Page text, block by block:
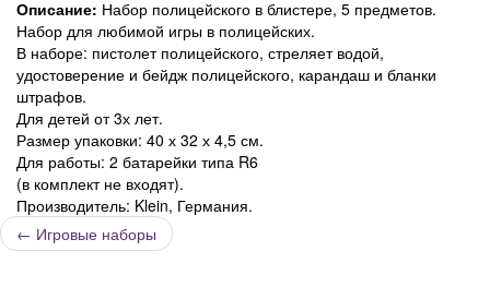
Описание: Набор полицейского в блистере, 5 предметов.
Набор для любимой игры в полицейских.
В наборе: пистолет полицейского, стреляет водой,
удостоверение и бейдж полицейского, карандаш и бланки
штрафов.
Для детей от 3х лет.
Размер упаковки: 40 х 32 х 4,5 см.
Для работы: 2 батарейки типа R6
(в комплект не входят).
Производитель: Klein, Германия.
← Игровые наборы